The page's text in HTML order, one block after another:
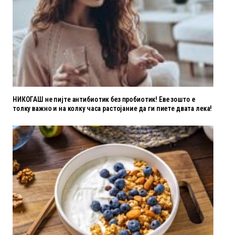
НИКОГАШ не пијте антибиотик без пробиотик! Еве зошто е
толку важно и на колку часа растојание да ги пиете двата лека!